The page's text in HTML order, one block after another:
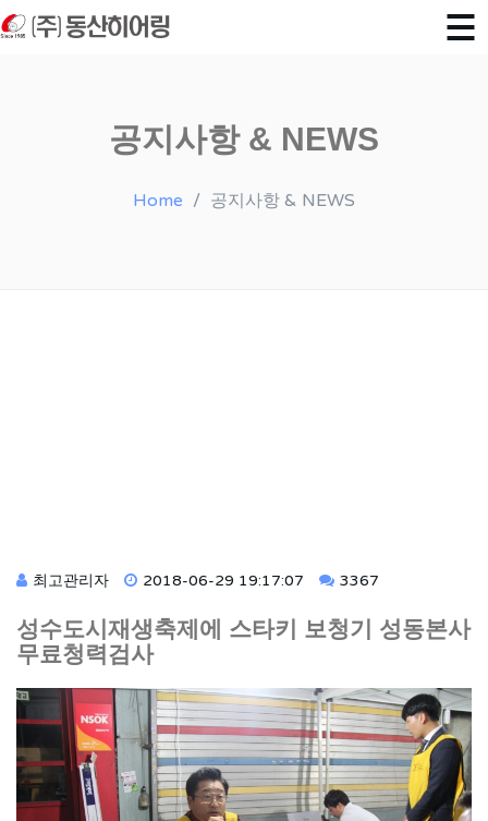
공지사항 & NEWS
Home 공지사항 & NEWS
최고관리자 2018-06-29 19:17:07 3367
성수도시재생축제에 스타키 보청기 성동본사
무료청력검사